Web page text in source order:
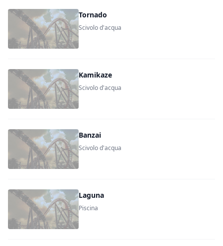
Tornado
Scivolo d'acqua
Kamikaze
Scivolo d'acqua
Banzai
Scivolo d'acqua
Laguna
Piscina